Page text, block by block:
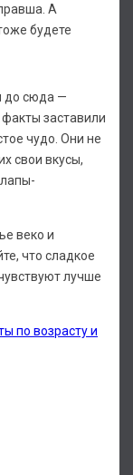
А
будете
до сюда —
заставили
чудо. Они не
свои вкусы,
веко и
что сладкое
лучше
по возрасту и